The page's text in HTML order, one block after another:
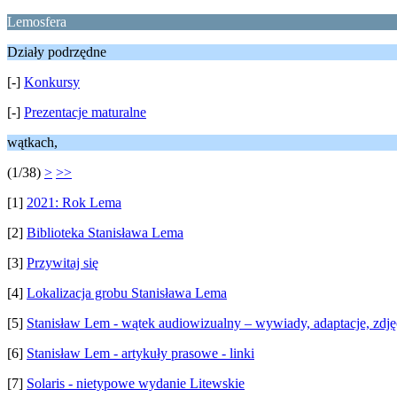
Lemosfera
Działy podrzędne
[-] Konkursy
[-] Prezentacje maturalne
wątkach,
(1/38) > >>
[1] 2021: Rok Lema
[2] Biblioteka Stanisława Lema
[3] Przywitaj się
[4] Lokalizacja grobu Stanisława Lema
[5] Stanisław Lem - wątek audiowizualny – wywiady, adaptacje,
[6] Stanisław Lem - artykuły prasowe - linki
[7] Solaris - nietypowe wydanie Litewskie